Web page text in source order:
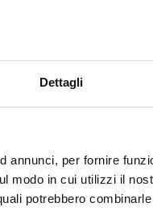
Dettagli
annunci, per fornire
modo in cui utilizzi il
potrebbero